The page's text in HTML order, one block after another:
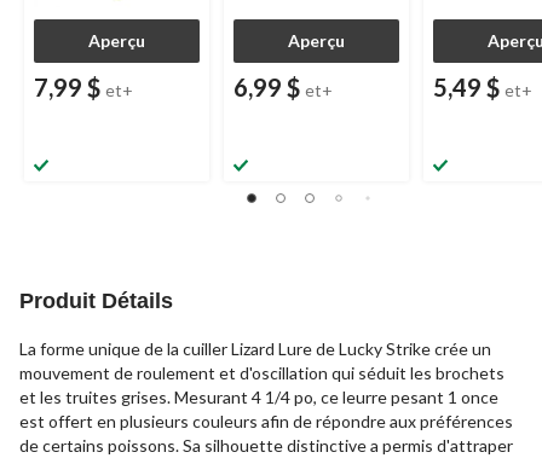
Aperçu
7,99 $ et+
Aperçu
6,99 $ et+ 5,49 $ et+
Produit Détails
La forme unique de la cuiller Lizard Lure de Lucky Strike crée un
mouvement de roulement et d'oscillation qui séduit les brochets
et les truites grises. Mesurant 4 1/4 po, ce leurre pesant 1 once
est offert en plusieurs couleurs afin de répondre aux préférences
de certains poissons. Sa silhouette distinctive a permis d'attraper